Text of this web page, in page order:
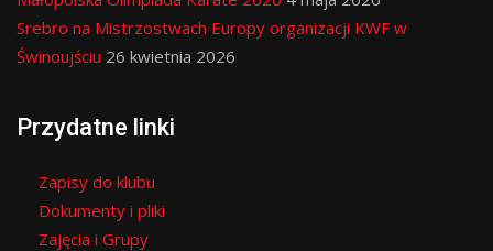
Srebro na Mistrzostwach Europy organizacji KWF w
Świnoujściu 26 kwietnia 2026
Przydatne linki
Zapisy do klubu
Dokumenty i pliki
Zajęcia i Grupy